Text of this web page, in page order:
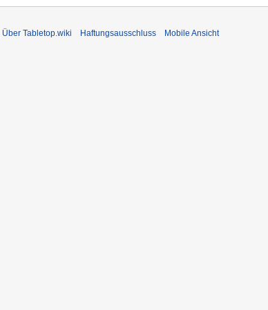
Über Tabletop.wiki Haftungsausschluss Mobile Ansicht